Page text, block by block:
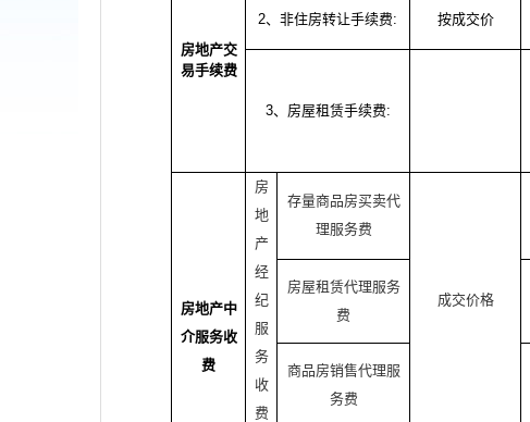
房地产交
易手续费
2、非住房转让手续费: 按成交价
3、房屋租赁手续费:
房地产中
介服务收
费
房
地
产
经
纪
服
务
收
费
存量商品房买卖代
理服务费
成交价格
房屋租赁代理服务
费
商品房销售代理服
务费